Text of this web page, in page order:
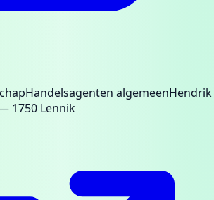
Handelsagenten algemeenHendrik
1750 Lennik